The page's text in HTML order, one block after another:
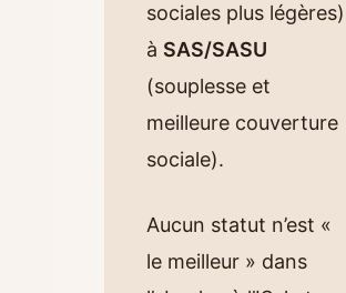
sociales plus légères)
à SAS/SASU
(souplesse et
meilleure couverture
sociale).
Aucun statut n’est «
le meilleur » dans